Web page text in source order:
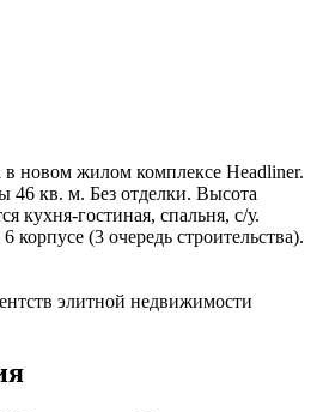
в новом жилом комплексе Headliner.
46 кв. м. Без отделки. Высота
кухня-гостиная, спальня, с/у.
корпусе (3 очередь строительства).
элитной недвижимости